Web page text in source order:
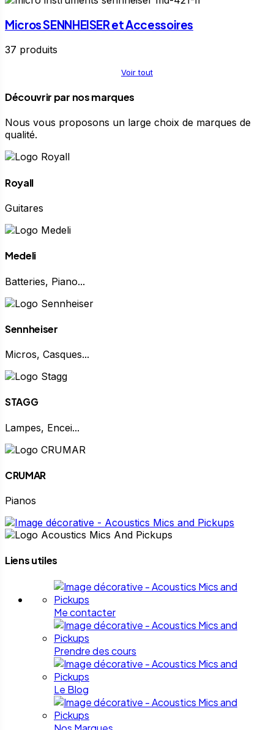
Micros SENNHEISER et Accessoires
37 produits
Voir tout
Découvrir par nos marques
Nous vous proposons un large choix de marques de
qualité.
Royall
Guitares
Medeli
Batteries, Piano...
Sennheiser
Micros, Casques...
STAGG
Lampes, Encei...
CRUMAR
Pianos
Liens utiles
Me contacter
Prendre des cours
Le Blog